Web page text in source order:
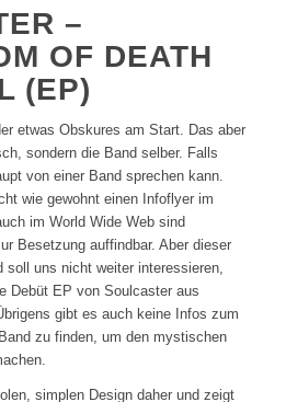
–
OF DEATH
(EP)
etwas Obskures am Start. Das aber
sondern die Band selber. Falls
von einer Band sprechen kann.
wie gewohnt einen Infoflyer im
im World Wide Web sind
Besetzung auffindbar. Aber dieser
soll uns nicht weiter interessieren,
Debüt EP von Soulcaster aus
gibt es auch keine Infos zum
zu finden, um den mystischen
simplen Design daher und zeigt